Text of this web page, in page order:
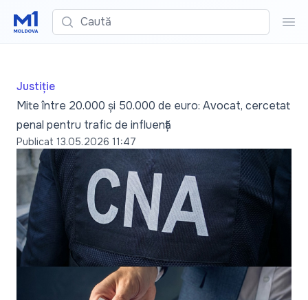
Caută
Justiție
Mite între 20.000 și 50.000 de euro: Avocat, cercetat
penal pentru trafic de influență
Publicat 13.05.2026 11:47